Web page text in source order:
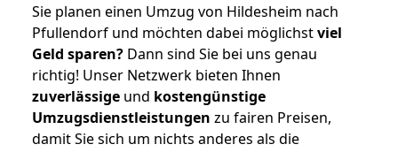
Sie planen einen Umzug von Hildesheim nach
Pfullendorf und möchten dabei möglichstviel
Geld sparen? Dann sind Sie bei uns genau
richtig! Unser Netzwerk bieten Ihnen
zuverlässige und kostengünstige
Umzugsdienstleistungen zu fairen Preisen,
damit Sie sich um nichts anderes als die